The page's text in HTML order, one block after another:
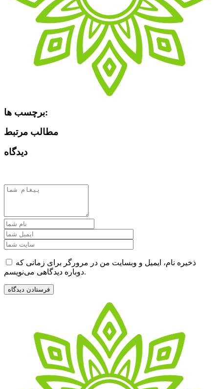
برچسب ها:
مطالب مرتبط
دیدگاه
ذخیره نام، ایمیل و وبسایت من در مرورگر برای زمانی که
دوباره دیدگاهی می‌نویسم.